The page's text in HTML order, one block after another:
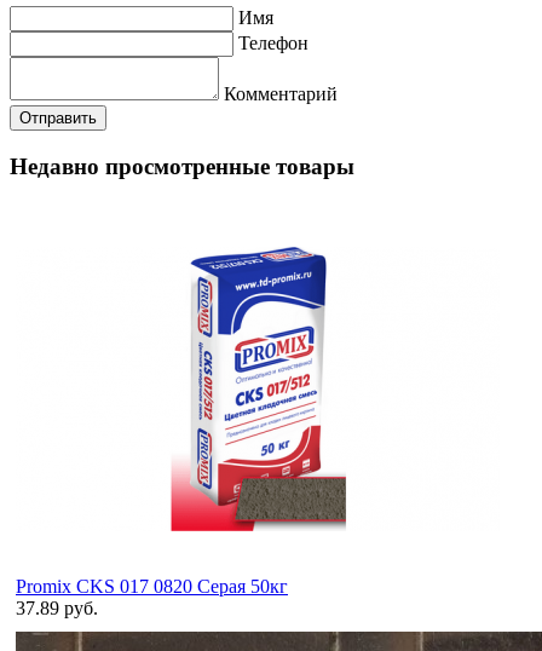
Имя
Телефон
Комментарий
Недавно просмотренные товары
Promix CKS 017 0820 Серая 50кг
37.89 руб.